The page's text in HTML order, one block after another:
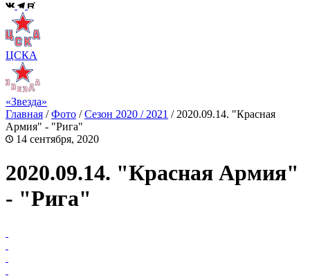
ЦСКА
«Звезда»
Главная /Фото /Сезон 2020 / 2021 / 2020.09.14. "Красная
Армия" - "Рига"
14 сентября, 2020
2020.09.14. "Красная Армия"
- "Рига"